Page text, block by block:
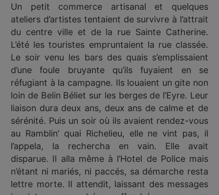
Un petit commerce artisanal et quelques
ateliers d’artistes tentaient de survivre à l’attrait
du centre ville et de la rue Sainte Catherine.
L’été les touristes empruntaient la rue classée.
Le soir venu les bars des quais s’emplissaient
d’une foule bruyante qu’ils fuyaient en se
réfugiant à la campagne. Ils louaient un gite non
loin de Belin Béliet sur les berges de l’Eyre. Leur
liaison dura deux ans, deux ans de calme et de
sérénité. Puis un soir où ils avaient rendez-vous
au Ramblin’ quai Richelieu, elle ne vint pas, il
l’appela, la rechercha en vain. Elle avait
disparue. Il alla même à l’Hotel de Police mais
n’étant ni mariés, ni paccés, sa démarche resta
lettre morte. Il attendit, laissant des messages